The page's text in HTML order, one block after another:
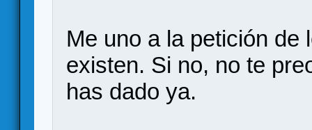
Me uno a la petición de
existen. Si no, no te
has dado ya.